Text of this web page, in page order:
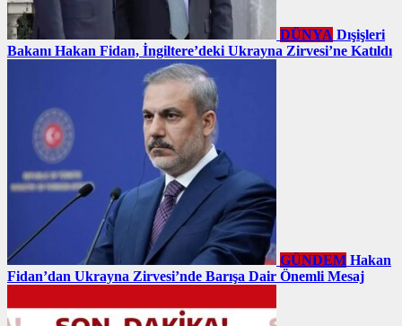
DÜNYA Dışişleri
Bakanı Hakan Fidan, İngiltere’deki Ukrayna Zirvesi’ne Katıldı
GÜNDEM Hakan
Fidan’dan Ukrayna Zirvesi’nde Barışa Dair Önemli Mesaj